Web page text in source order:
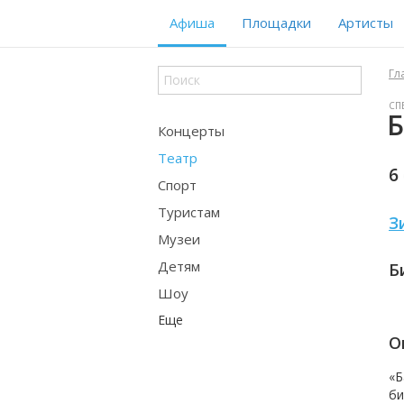
Афиша Площадки Артисты
Концерты
Театр
Спорт
Туристам
Музеи
Детям
Шоу
Еще
6
«